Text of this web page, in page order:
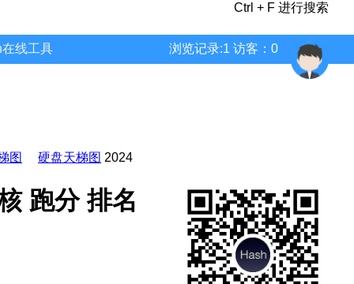
Ctrl + F 进行搜索
线工具 浏览记录:1 访客：0
图 硬盘天梯图 2024
跑分 排名